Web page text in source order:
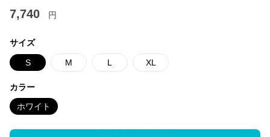
7,740 円
サイズ
S M L XL
カラー
ホワイト